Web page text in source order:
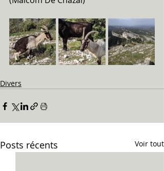
Divers
Posts récents Voir tout